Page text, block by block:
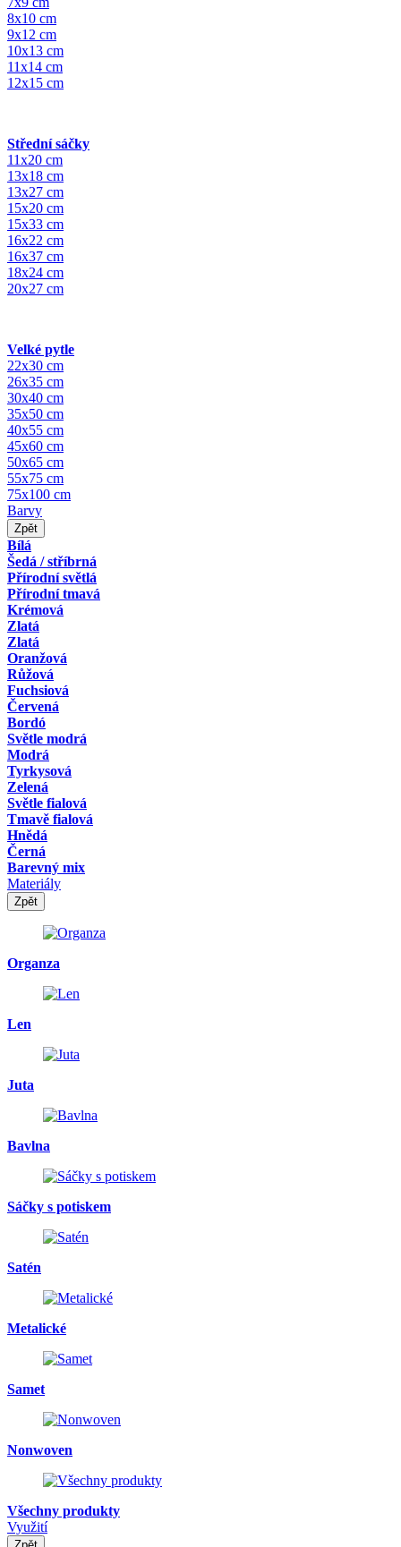
8x10 cm
9x12 cm
10x13 cm
11x14 cm
12x15 cm
Střední sáčky
11x20 cm
13x18 cm
13x27 cm
15x20 cm
15x33 cm
16x22 cm
16x37 cm
18x24 cm
20x27 cm
Velké pytle
22x30 cm
26x35 cm
30x40 cm
35x50 cm
40x55 cm
45x60 cm
50x65 cm
55x75 cm
75x100 cm
Barvy
Zpět
Bílá
Šedá / stříbrná
Přírodní světlá
Přírodní tmavá
Krémová
Zlatá
Zlatá
Oranžová
Růžová
Fuchsiová
Červená
Bordó
Světle modrá
Modrá
Tyrkysová
Zelená
Světle fialová
Tmavě fialová
Hnědá
Černá
Barevný mix
Materiály
Zpět
Organza
Len
Juta
Bavlna
Sáčky s potiskem
Satén
Metalické
Samet
Nonwoven
Všechny produkty
Využití